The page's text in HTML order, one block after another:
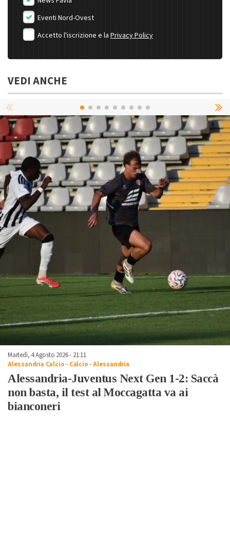
Eventi Nord-Ovest
Accetto l'iscrizione e la Privacy Policy
VEDI ANCHE
Martedì, 4 Agosto 2026 - 21:11
Alessandria Calcio- Calcio-Alessandria
Alessandria-Juventus Next Gen 1-2: Saccà
non basta, il test al Moccagatta va ai
bianconeri